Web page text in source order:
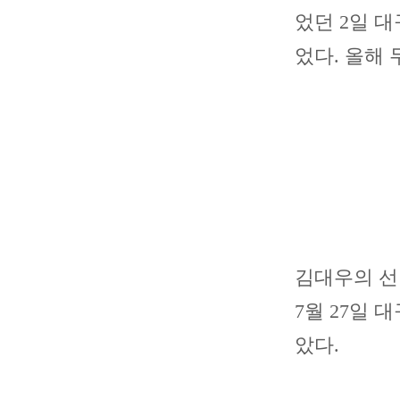
었던 2일
었다. 올해
김대우의
7월 27일
았다.